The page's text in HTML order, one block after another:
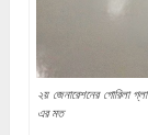
২য় জেনারেশনের
এর মত